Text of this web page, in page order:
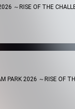
～RISE OF THE
PARK 2026 ～RISE OF